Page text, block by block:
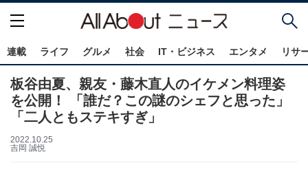
連載 ライフ グルメ 社会 IT・ビジネス エンタメ リサ
板谷由夏、親友・藤木直人のイケメン料理姿
を公開！ 「誰だ？この謎のシェフと思った」
「二人ともステキすぎ」
2022.10.25
吉岡 誠悦